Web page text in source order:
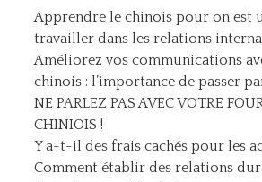
Apprendre le chinois pour on est
travailler dans les relations
Améliorez vos communications
chinois : l’importance de passer
NE PARLEZ PAS AVEC VOTRE
CHINIOIS !
Y a-t-il des frais cachés pour les
Comment établir des relations